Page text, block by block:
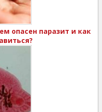
опасен паразит и как